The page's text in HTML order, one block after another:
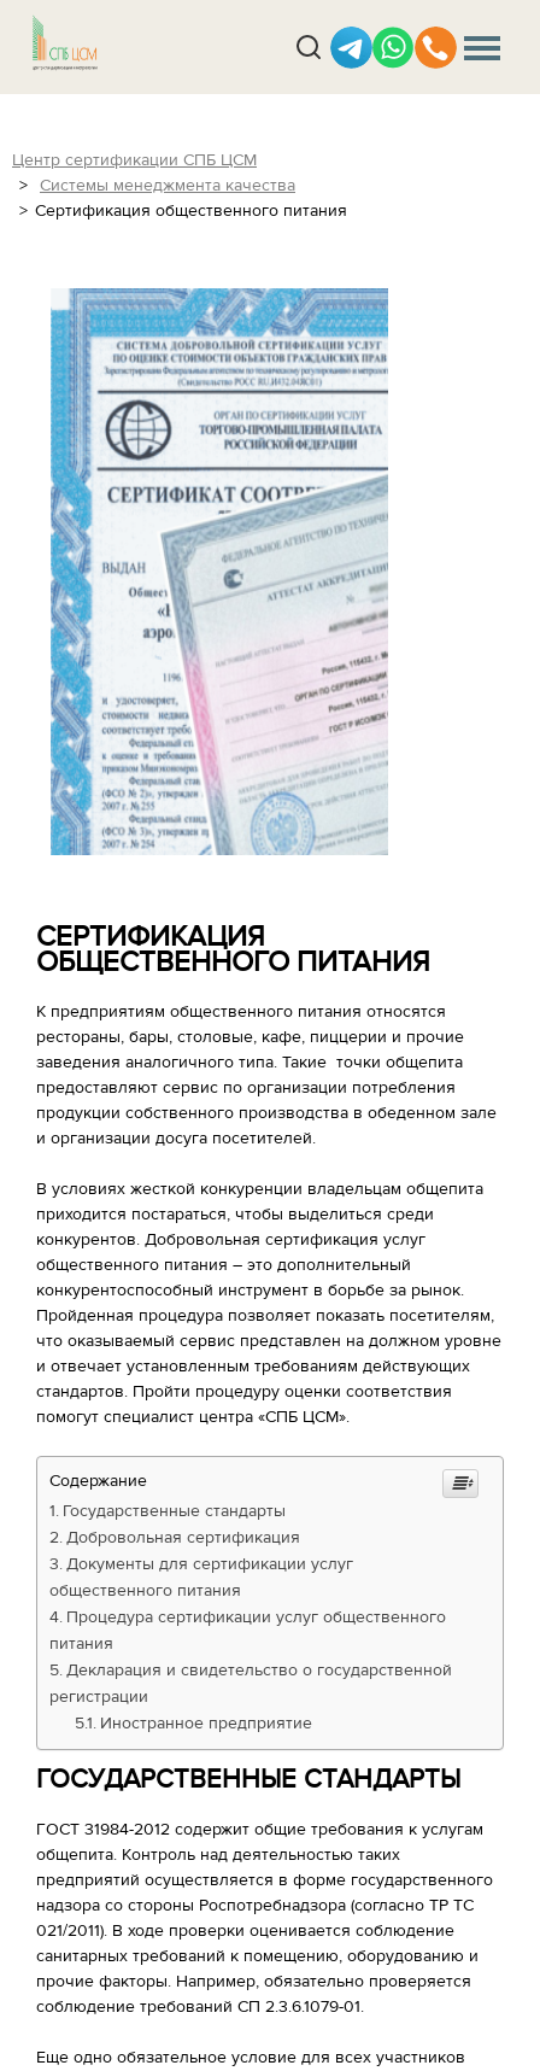
Центр сертификации СПБ ЦСМ
Системы менеджмента качества
Сертификация общественного питания
СЕРТИФИКАЦИЯ
ОБЩЕСТВЕННОГО ПИТАНИЯ
К предприятиям общественного питания относятся
рестораны, бары, столовые, кафе, пиццерии и прочие
заведения аналогичного типа. Такие точки общепита
предоставляют сервис по организации потребления
продукции собственного производства в обеденном зале
и организации досуга посетителей.
В условиях жесткой конкуренции владельцам общепита
приходится постараться, чтобы выделиться среди
конкурентов. Добровольная сертификация услуг
общественного питания – это дополнительный
конкурентоспособный инструмент в борьбе за рынок.
Пройденная процедура позволяет показать посетителям,
что оказываемый сервис представлен на должном уровне
и отвечает установленным требованиям действующих
стандартов. Пройти процедуру оценки соответствия
помогут специалист центра «СПБ ЦСМ».
Содержание
Государственные стандарты
Добровольная сертификация
Документы для сертификации услуг
общественного питания
Процедура сертификации услуг общественного
питания
Декларация и свидетельство о государственной
регистрации
Иностранное предприятие
ГОСУДАРСТВЕННЫЕ СТАНДАРТЫ
ГОСТ 31984-2012 содержит общие требования к услугам
общепита. Контроль над деятельностью таких
предприятий осуществляется в форме государственного
надзора со стороны Роспотребнадзора (согласно ТР ТС
021/2011). В ходе проверки оценивается соблюдение
санитарных требований к помещению, оборудованию и
прочие факторы. Например, обязательно проверяется
соблюдение требований СП 2.3.6.1079-01.
Еще одно обязательное условие для всех участников